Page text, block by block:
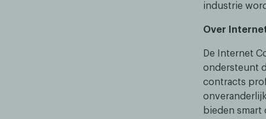
industrie
Over
De Internet
ondersteunt
contracts
bieden